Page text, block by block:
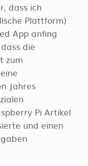
dass ich
Plattform)
App anfing
die
zum
Jahres
Pi Artikel
und einen